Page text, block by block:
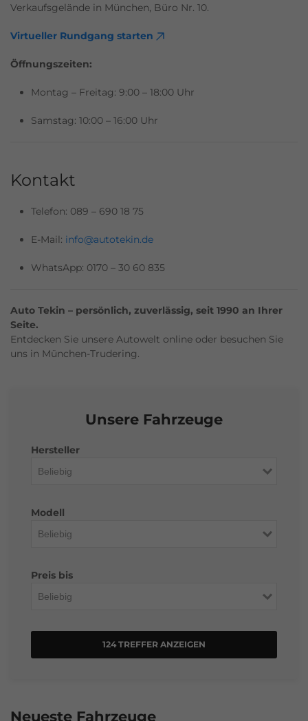
Verkaufsgelände in München, Büro Nr. 10.
Virtueller Rundgang starten
Öffnungszeiten:
Montag – Freitag: 9:00 – 18:00 Uhr
Samstag: 10:00 – 16:00 Uhr
Kontakt
Telefon: 089 – 690 18 75
E-Mail: info@autotekin.de
WhatsApp: 0170 – 30 60 835
Auto Tekin – persönlich, zuverlässig, seit 1990 an Ihrer
Seite.
Entdecken Sie unsere Autowelt online oder besuchen Sie
uns in München-Trudering.
Unsere Fahrzeuge
Hersteller
Modell
Preis bis
124 TREFFER ANZEIGEN
Neueste Fahrzeuge